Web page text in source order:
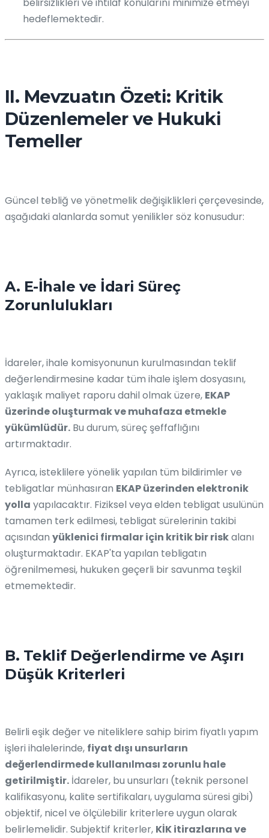
hedeflemektedir.
II. Mevzuatın Özeti: Kritik
Düzenlemeler ve Hukuki
Temeller
Güncel tebliğ ve yönetmelik değişiklikleri çerçevesinde,
aşağıdaki alanlarda somut yenilikler söz konusudur:
A. E-İhale ve İdari Süreç
Zorunlulukları
İdareler, ihale komisyonunun kurulmasından teklif
değerlendirmesine kadar tüm ihale işlem dosyasını,
yaklaşık maliyet raporu dahil olmak üzere, EKAP
üzerinde oluşturmak ve muhafaza etmekle
yükümlüdür. Bu durum, süreç şeffaflığını
artırmaktadır.
Ayrıca, isteklilere yönelik yapılan tüm bildirimler ve
tebligatlar münhasıran EKAP üzerinden elektronik
yolla yapılacaktır. Fiziksel veya elden tebligat usulünün
tamamen terk edilmesi, tebligat sürelerinin takibi
açısından yüklenici firmalar için kritik bir riskalanı
oluşturmaktadır. EKAP'ta yapılan tebligatın
öğrenilmemesi, hukuken geçerli bir savunma teşkil
etmemektedir.
B. Teklif Değerlendirme ve Aşırı
Düşük Kriterleri
Belirli eşik değer ve niteliklere sahip birim fiyatlı yapım
işleri ihalelerinde, fiyat dışı unsurların
değerlendirmede kullanılması zorunlu hale
getirilmiştir. İdareler, bu unsurları (teknik personel
kalifikasyonu, kalite sertifikaları, uygulama süresi gibi)
objektif, nicel ve ölçülebilir kriterlere uygun olarak
belirlemelidir. Subjektif kriterler, KİK itirazlarına ve